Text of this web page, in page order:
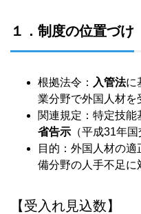
１．制度の位置づけ
根拠法令： 入管法に
業分野で外国人材を
関連規定：特定技能
省告示 （平成31年
目的：外国人材の
備分野の人手不足に
【受入れ見込数】